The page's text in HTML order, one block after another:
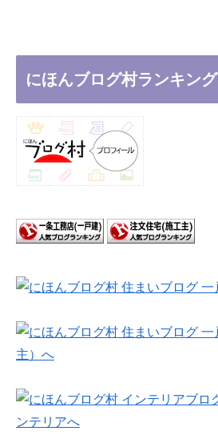
にほんブログ村ランキング